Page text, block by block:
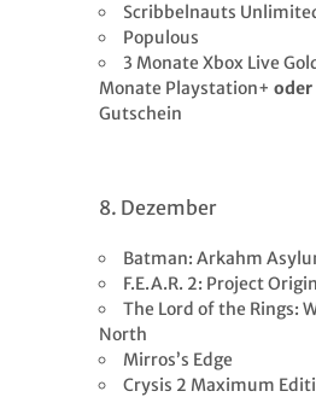
Scribbelnauts
Populous
3 Monate Xbox Live
Monate Playstation+ oder
Gutschein
8. Dezember
Batman: Arkahm
F.E.A.R. 2: Project Origin
The Lord of the Rings:
North
Mirros’s Edge
Crysis 2 Maximum